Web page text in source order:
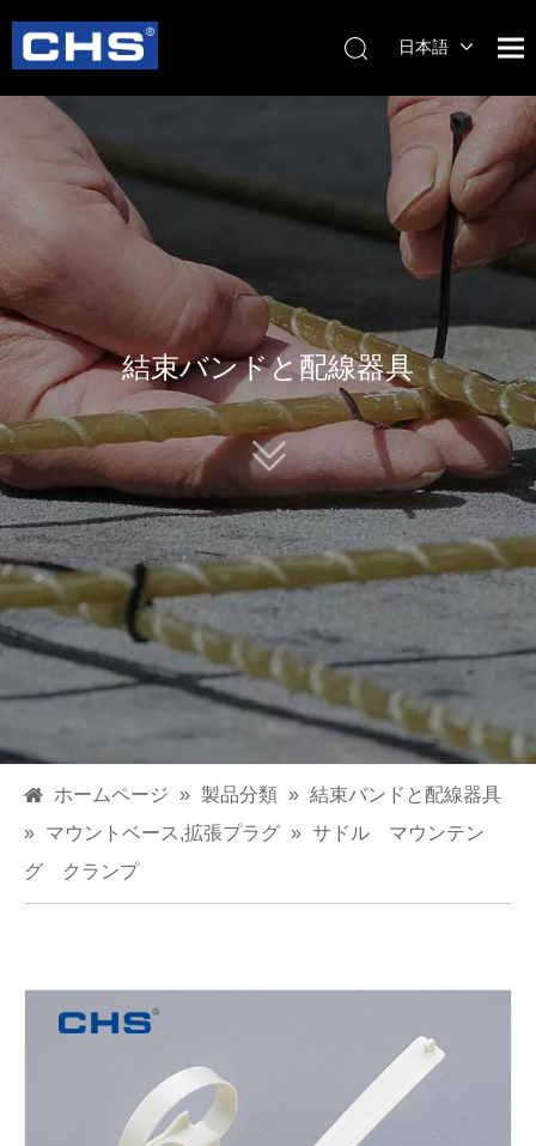
日本語
简体中
文
結束バンドと配線器具
ホームページ » 製品分類 » 結束バンドと配線器具
» マウントベース,拡張プラグ » サドル マウンテン
グ クランプ